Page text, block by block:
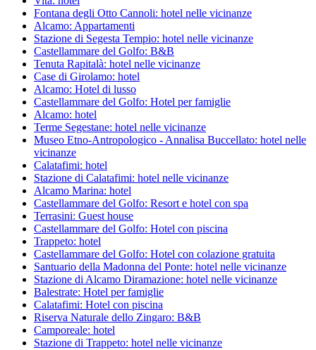
Fontana degli Otto Cannoli: hotel nelle vicinanze
Alcamo: Appartamenti
Stazione di Segesta Tempio: hotel nelle vicinanze
Castellammare del Golfo: B&B
Tenuta Rapitalà: hotel nelle vicinanze
Case di Girolamo: hotel
Alcamo: Hotel di lusso
Castellammare del Golfo: Hotel per famiglie
Alcamo: hotel
Terme Segestane: hotel nelle vicinanze
Museo Etno-Antropologico - Annalisa Buccellato: hotel nelle
vicinanze
Calatafimi: hotel
Stazione di Calatafimi: hotel nelle vicinanze
Alcamo Marina: hotel
Castellammare del Golfo: Resort e hotel con spa
Terrasini: Guest house
Castellammare del Golfo: Hotel con piscina
Trappeto: hotel
Castellammare del Golfo: Hotel con colazione gratuita
Santuario della Madonna del Ponte: hotel nelle vicinanze
Stazione di Alcamo Diramazione: hotel nelle vicinanze
Balestrate: Hotel per famiglie
Calatafimi: Hotel con piscina
Riserva Naturale dello Zingaro: B&B
Camporeale: hotel
Stazione di Trappeto: hotel nelle vicinanze